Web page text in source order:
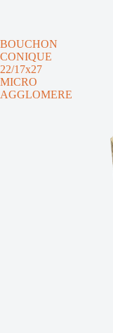
BOUCHON
CONIQUE
22/17x27
MICRO
AGGLOMERE